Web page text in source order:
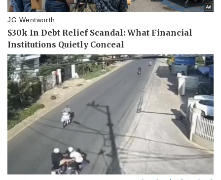
Lịch thi đấu bóng đá
Thế giới thể thao
Hậu trường
Xe máy